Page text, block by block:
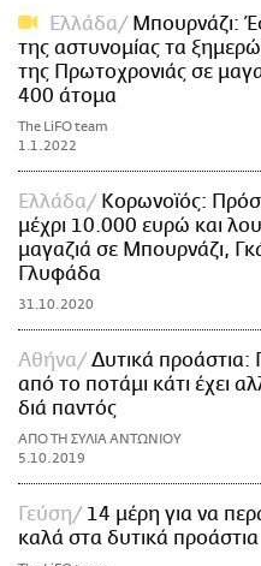
Ελλάδα
Μπουρνάζι:
της αστυνομίας τα
της Πρωτοχρονιάς σε
400 άτομα
The LiFO team
1.1.2022
Ελλάδα
Κορωνοϊός:
μέχρι 10.000 ευρώ και
μαγαζιά σε Μπουρνάζι,
Γλυφάδα
31.10.2020
Αθήνα
Δυτικά προάστια:
από το ποτάμι κάτι έχει
διά παντός
ΑΠΟ ΤΗ ΣΥΛΙΑ ΑΝΤΩΝΙΟΥ
5.10.2019
Γεύση
14 μέρη για να
καλά στα δυτικά προάστια